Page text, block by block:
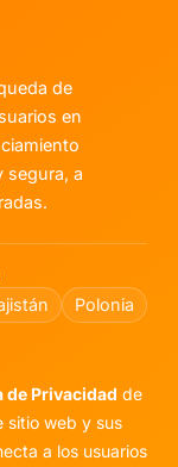
de
en
segura, a
Polonia
de Privacidad de
sitio web y sus
a los usuarios